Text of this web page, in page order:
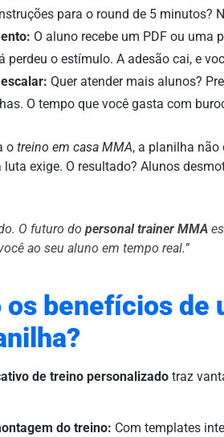
para o round de 5 minutos?
O aluno recebe um PDF ou uma
perdeu o estímulo. A adesão cai, e
Quer atender mais alunos?
O tempo que você gasta com
o treino em casa MMA, a planilha não
exige. O resultado? Alunos
O futuro do personal trainer MMA
ao seu aluno em tempo real.”
os benefícios de
de treino personalizado traz
do treino: Com templates